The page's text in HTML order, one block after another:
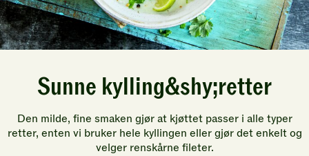
Sunne kylling&shy;retter
Den milde, fine smaken gjør at kjøttet passer i alle typer
retter, enten vi bruker hele kyllingen eller gjør det enkelt og
velger renskårne fileter.